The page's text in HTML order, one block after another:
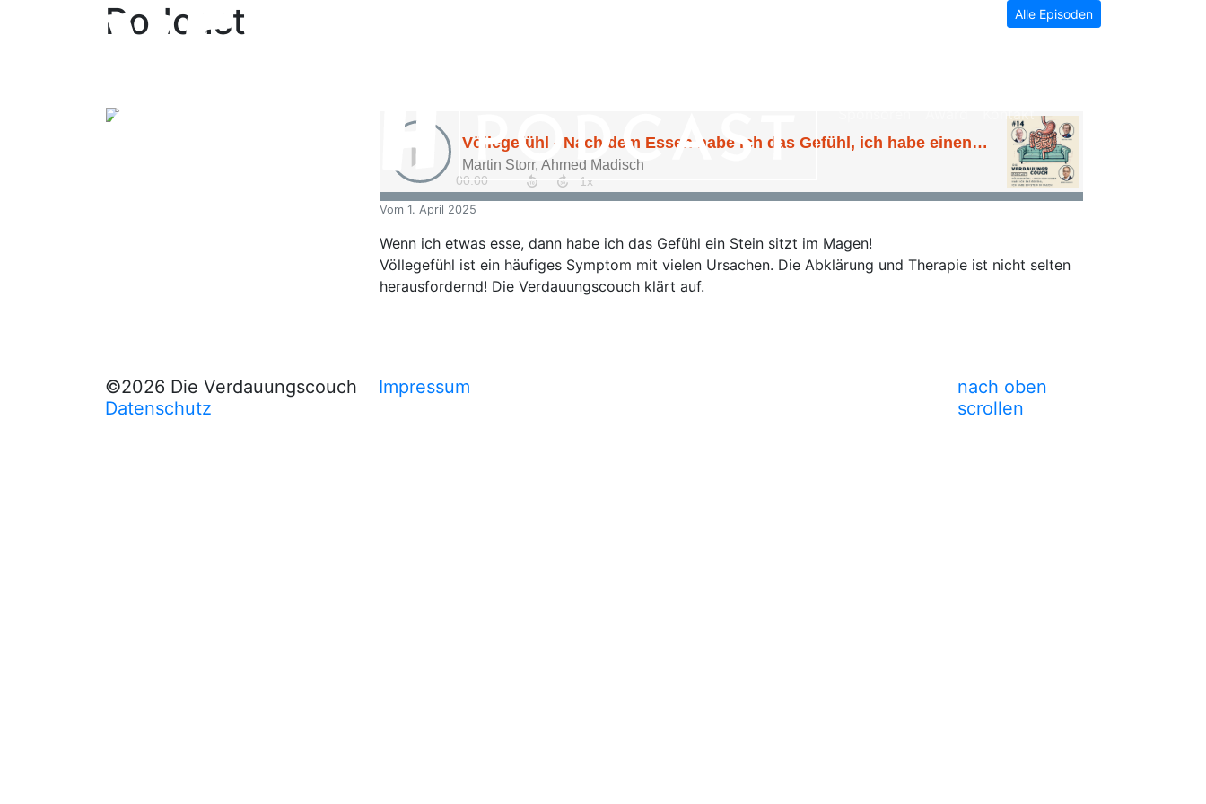
Kontakt
Podcast Alle Episoden
Vom 1. April 2025
Wenn ich etwas esse, dann habe ich das Gefühl ein Stein sitzt im Magen!
Völlegefühl ist ein häufiges Symptom mit vielen Ursachen. Die Abklärung und Therapie ist nicht selten
herausfordernd! Die Verdauungscouch klärt auf.
©2026 Die Verdauungscouch Impressum
Datenschutz
nach oben
scrollen